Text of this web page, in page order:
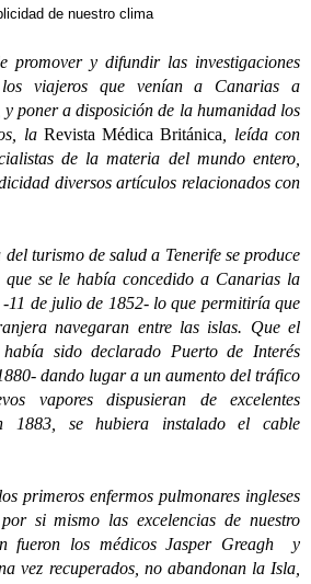
de nuestro clima
y difundir las investigaciones
viajeros que venían a Canarias a
y poner a disposición de la humanidad los
la Revista Médica Británica , leída con
de la materia del mundo entero,
diversos artículos relacionados con
de salud a Tenerife se produce
que se le había concedido a Canarias la
11 de julio de 1852- lo que permitiría que
navegaran entre las islas. Que el
sido declarado Puerto de Interés
dando lugar a un aumento del tráfico
vapores dispusieran de excelentes
1883, se hubiera instalado el cable
enfermos pulmonares ingleses
si mismo las excelencias de nuestro
fueron los médicos Jasper Greagh y
vez recuperados, no abandonan la Isla,